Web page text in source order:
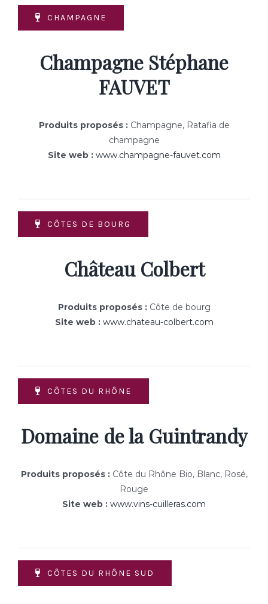
CHAMPAGNE
Champagne Stéphane
FAUVET
Produits proposés :Champagne, Ratafia de
champagne
Site web : www.champagne-fauvet.com
CÔTES DE BOURG
Château Colbert
Produits proposés :Côte de bourg
Site web : www.chateau-colbert.com
CÔTES DU RHÔNE
Domaine de la Guintrandy
Produits proposés :Côte du Rhône Bio, Blanc, Rosé,
Rouge
Site web : www.vins-cuilleras.com
CÔTES DU RHÔNE SUD